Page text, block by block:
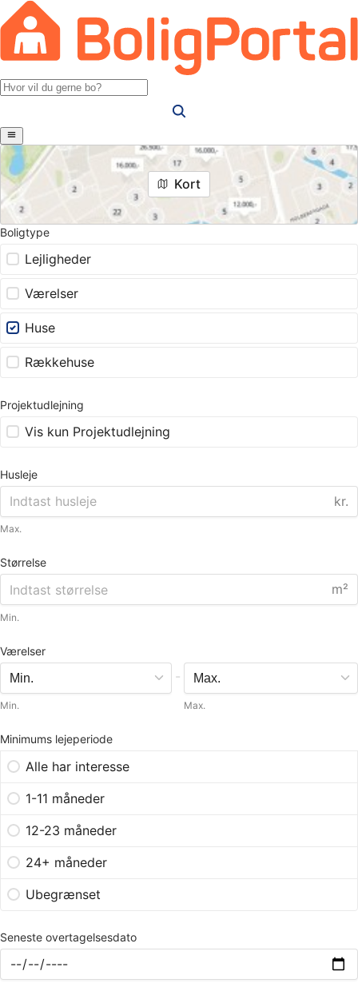
Kort
Boligtype
Lejligheder
Værelser
Huse
Rækkehuse
Projektudlejning
Vis kun Projektudlejning
Husleje
kr.
Max.
Størrelse
m²
Min.
Værelser
Min.
-
Max.
Minimums lejeperiode
Alle har interesse
1-11 måneder
12-23 måneder
24+ måneder
Ubegrænset
Seneste overtagelsesdato